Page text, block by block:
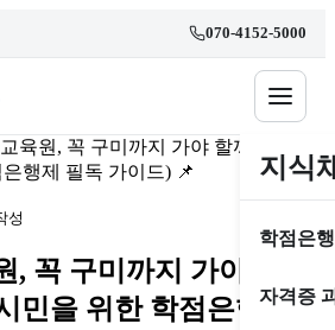
070-4152-5000
지식
학점은
자격증
육원, 꼭 구미까지 가야 할까요?
행제 필독 가이드) 📌
성
, 꼭 구미까지 가야
민을 위한 학점은행제